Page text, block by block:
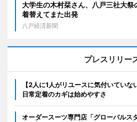
大学生の木村栞さん、八戸三社大
着替えてまた出発
八戸経済新聞
プレスリリー
【2人に1人がリユースに気付いていな
日常定着のカギは始めやすさ
オーダースーツ専門店「グローバルス